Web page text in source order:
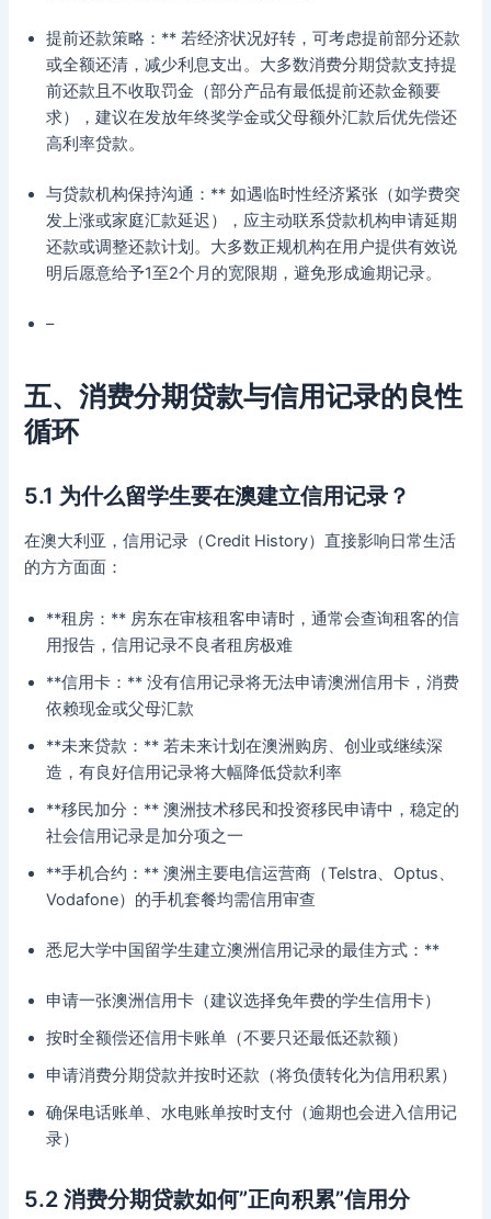
提前还款策略：** 若经济状况好转，可考虑提前部分还款
或全额还清，减少利息支出。大多数消费分期贷款支持提
前还款且不收取罚金（部分产品有最低提前还款金额要
求），建议在发放年终奖学金或父母额外汇款后优先偿还
高利率贷款。
与贷款机构保持沟通：** 如遇临时性经济紧张（如学费突
发上涨或家庭汇款延迟），应主动联系贷款机构申请延期
还款或调整还款计划。大多数正规机构在用户提供有效说
明后愿意给予1至2个月的宽限期，避免形成逾期记录。
–
五、消费分期贷款与信用记录的良性
循环
5.1 为什么留学生要在澳建立信用记录？
在澳大利亚，信用记录（Credit History）直接影响日常生活
的方方面面：
**租房：** 房东在审核租客申请时，通常会查询租客的信
用报告，信用记录不良者租房极难
**信用卡：** 没有信用记录将无法申请澳洲信用卡，消费
依赖现金或父母汇款
**未来贷款：** 若未来计划在澳洲购房、创业或继续深
造，有良好信用记录将大幅降低贷款利率
**移民加分：** 澳洲技术移民和投资移民申请中，稳定的
社会信用记录是加分项之一
**手机合约：** 澳洲主要电信运营商（Telstra、Optus、
Vodafone）的手机套餐均需信用审查
悉尼大学中国留学生建立澳洲信用记录的最佳方式：**
申请一张澳洲信用卡（建议选择免年费的学生信用卡）
按时全额偿还信用卡账单（不要只还最低还款额）
申请消费分期贷款并按时还款（将负债转化为信用积累）
确保电话账单、水电账单按时支付（逾期也会进入信用记
录）
5.2 消费分期贷款如何”正向积累”信用分